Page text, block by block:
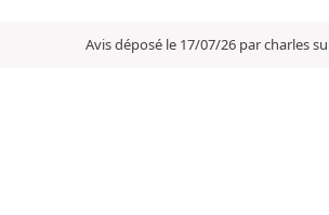
Avis déposé le 17/07/26 par charles